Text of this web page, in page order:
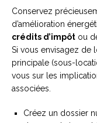
Conservez
d’amélioration
crédits d’impôt ou
Si vous envisagez de
principale (sous-
vous sur les
associées.
Créez un dossier